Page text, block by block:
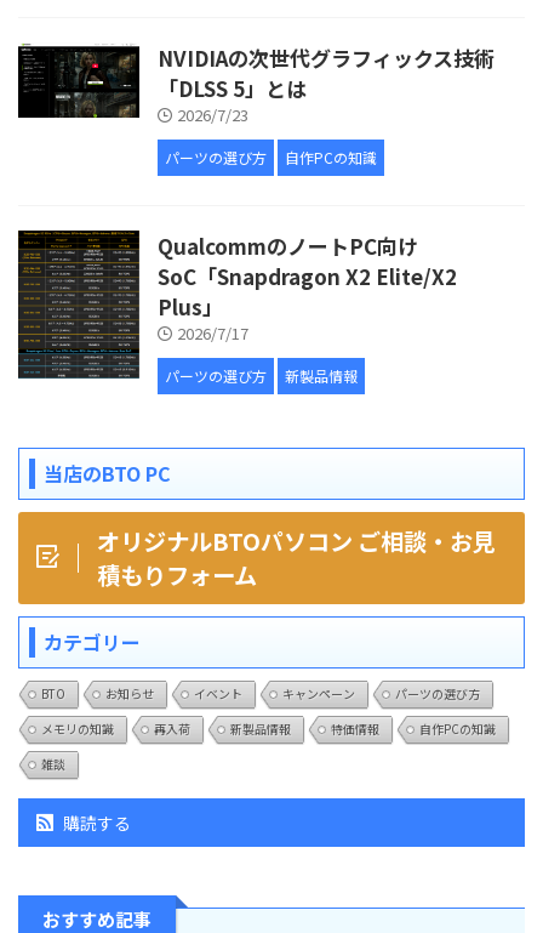
NVIDIAの次世代グラフィックス技術
「DLSS 5」とは
2026/7/23
パーツの選び方 自作PCの知識
QualcommのノートPC向け
SoC「Snapdragon X2 Elite/X2
Plus」
2026/7/17
パーツの選び方 新製品情報
当店のBTO PC
オリジナルBTOパソコン ご相談・お見
積もりフォーム
カテゴリー
BTO お知らせ イベント キャンペーン
パーツの選び方
メモリの知識
再入荷 新製品情報 特価情報
自作PCの知識
雑談
購読する
おすすめ記事